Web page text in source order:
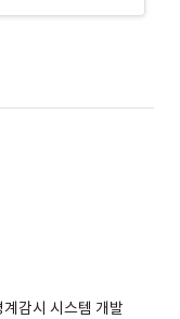
감시 시스템 개발